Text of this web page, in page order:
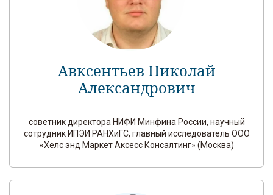
Авксентьев Николай
Александрович
советник директора НИФИ Минфина России, научный
сотрудник ИПЭИ РАНХиГС, главный исследователь ООО
«Хелс энд Маркет Аксесс Консалтинг» (Москва)